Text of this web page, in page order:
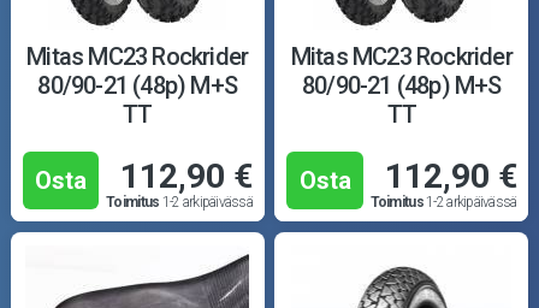
Mitas MC23 Rockrider
80/90-21 (48p) M+S
TT
Osta 112,90 €
Toimitus 1-2 arkipäivässä
Mitas MC23 Rockrider
80/90-21 (48p) M+S
TT
Osta 112,90 €
Toimitus1-2 arkipäivässä